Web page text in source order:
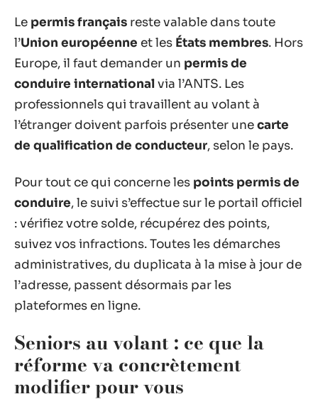
Le permis français reste valable dans toute
l’Union européenne et les États membres. Hors
Europe, il faut demander un permis de
conduire internationalvia l’ANTS. Les
professionnels qui travaillent au volant à
l’étranger doivent parfois présenter unecarte
de qualification de conducteur, selon le pays.
Pour tout ce qui concerne les points permis de
conduire, le suivi s’effectue sur le portail officiel
: vérifiez votre solde, récupérez des points,
suivez vos infractions. Toutes les démarches
administratives, du duplicata à la mise à jour de
l’adresse, passent désormais par les
plateformes en ligne.
Seniors au volant : ce que la
réforme va concrètement
modifier pour vous